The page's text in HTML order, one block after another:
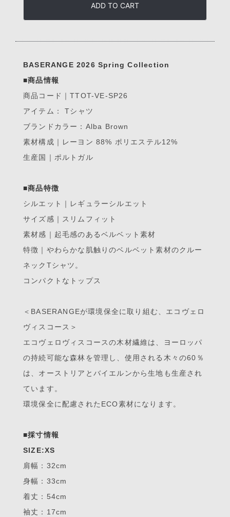
ADD TO CART
BASERANGE 2026 Spring Collection
■商品情報
商品コード｜TTOT-VE-SP26
アイテム： Tシャツ
ブランドカラー：Alba Brown
素材構成｜レーヨン 88% ポリエステル12%
生産国｜ポルトガル
■商品特徴
シルエット｜レギュラーシルエット
サイズ感｜スリムフィット
素材感｜起毛感のあるベルベット素材
特徴｜やわらかな肌触りのベルベット素材のクルー
ネックTシャツ。
コンパクトなトップス
＜BASERANGEが環境保全に取り組む、エコヴェロ
ヴィスコース＞
エコヴェロヴィスコースの木材繊維は、ヨーロッパ
の持続可能な森林を管理し、使用される木々の60％
は、オーストリアとバイエルンから生地も生産され
ています。
環境保全に配慮されたECO素材になります。
■採寸情報
SIZE:XS
肩幅：32cm
身幅：33cm
着丈：54cm
袖丈：17cm